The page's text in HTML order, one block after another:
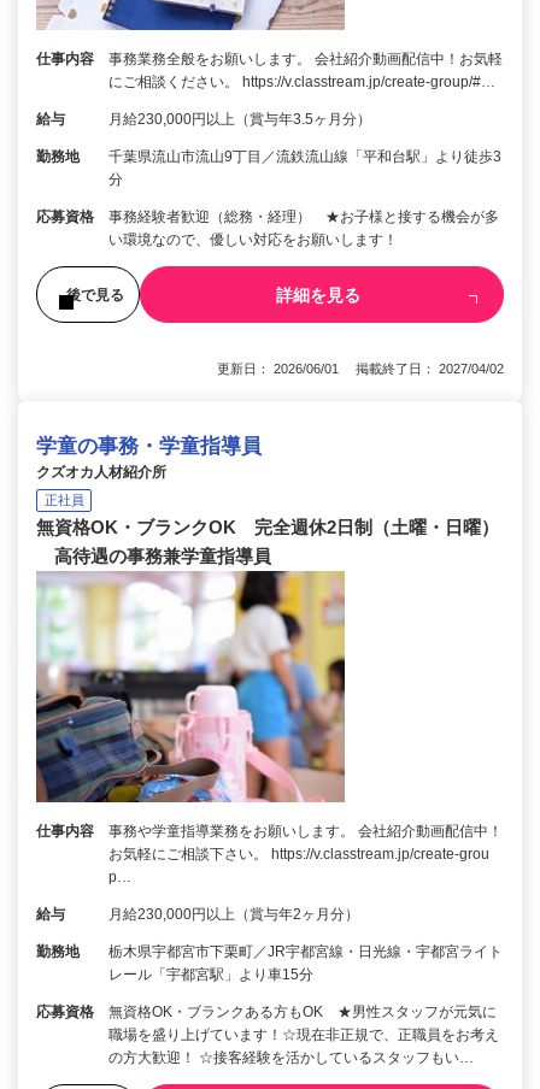
仕事内容
事務業務全般をお願いします。 会社紹介動画配信中！お気軽
にご相談ください。 https://v.classtream.jp/create-group/#…
給与 月給230,000円以上（賞与年3.5ヶ月分）
勤務地
千葉県流山市流山9丁目／流鉄流山線「平和台駅」より徒歩3
分
応募資格
事務経験者歓迎（総務・経理） ★お子様と接する機会が多
い環境なので、優しい対応をお願いします！
後で見る 詳細を見る
更新日： 2026/06/01 掲載終了日： 2027/04/02
学童の事務・学童指導員
クズオカ人材紹介所
正社員
無資格OK・ブランクOK 完全週休2日制（土曜・日曜）
高待遇の事務兼学童指導員
仕事内容
事務や学童指導業務をお願いします。 会社紹介動画配信中！
お気軽にご相談下さい。 https://v.classtream.jp/create-grou
p…
給与 月給230,000円以上（賞与年2ヶ月分）
勤務地
栃木県宇都宮市下栗町／JR宇都宮線・日光線・宇都宮ライト
レール「宇都宮駅」より車15分
応募資格
無資格OK・ブランクある方もOK ★男性スタッフが元気に
職場を盛り上げています！☆現在非正規で、正職員をお考え
の方大歓迎！ ☆接客経験を活かしているスタッフもい…